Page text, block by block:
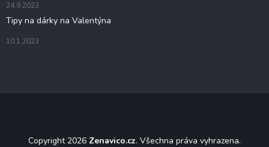
24.9.2023
Tipy na dárky na Valentýna
10.1.2023
Copyright 2026 Zenavico.cz. Všechna práva vyhrazena.